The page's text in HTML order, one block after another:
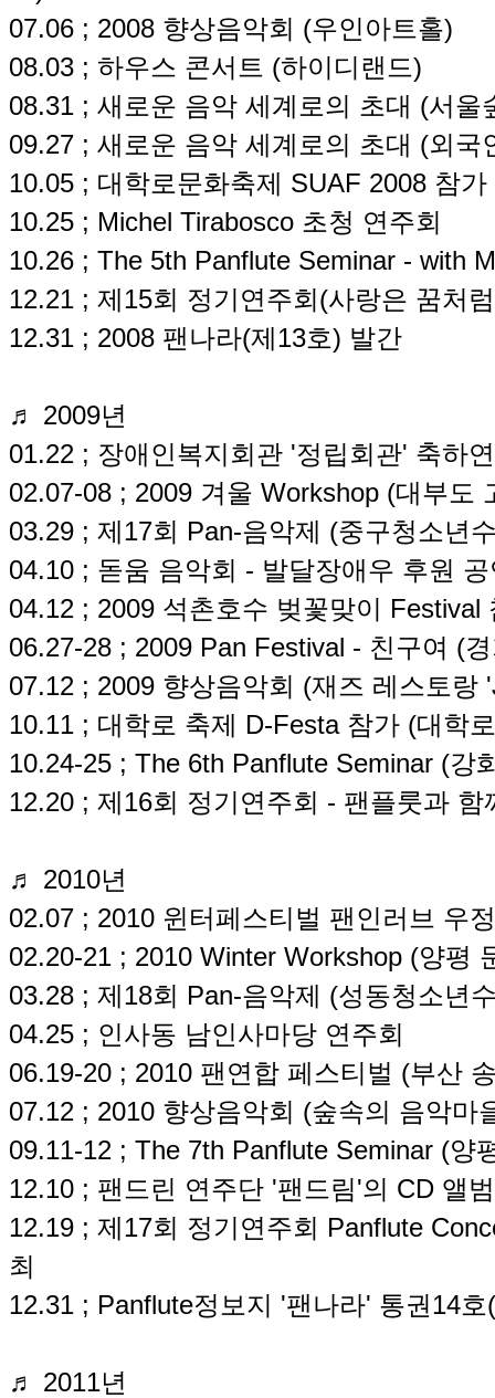
07.06 ; 2008 향상음악회 (우인아트홀)
08.03 ; 하우스 콘서트 (하이디랜드)
08.31 ; 새로운 음악 세계로의 초대 (서울
09.27 ; 새로운 음악 세계로의 초대 (외국
10.05 ; 대학로문화축제 SUAF 2008 참가
10.25 ; Michel Tirabosco 초청 연주회
10.26 ; The 5th Panflute Seminar - with
12.21 ; 제15회 정기연주회(사랑은 꿈처
12.31 ; 2008 팬나라(제13호) 발간
♬ 2009년
01.22 ; 장애인복지회관 '정립회관' 축하
02.07-08 ; 2009 겨울 Workshop (대부도
03.29 ; 제17회 Pan-음악제 (중구청소년
04.10 ; 돋움 음악회 - 발달장애우 후원
04.12 ; 2009 석촌호수 벚꽃맞이 Festival
06.27-28 ; 2009 Pan Festival - 친구여 (
07.12 ; 2009 향상음악회 (재즈 레스토랑
10.11 ; 대학로 축제 D-Festa 참가 (대학
10.24-25 ; The 6th Panflute Seminar (강
12.20 ; 제16회 정기연주회 - 팬플룻과
♬ 2010년
02.07 ; 2010 윈터페스티벌 팬인러브 우
02.20-21 ; 2010 Winter Workshop (양평
03.28 ; 제18회 Pan-음악제 (성동청소년
04.25 ; 인사동 남인사마당 연주회
06.19-20 ; 2010 팬연합 페스티벌 (부산
07.12 ; 2010 향상음악회 (숲속의 음악마
09.11-12 ; The 7th Panflute Seminar (양
12.10 ; 팬드린 연주단 '팬드림'의 CD 앨
12.19 ; 제17회 정기연주회 Panflute
최
12.31 ; Panflute정보지 '팬나라' 통권14호
♬ 2011년